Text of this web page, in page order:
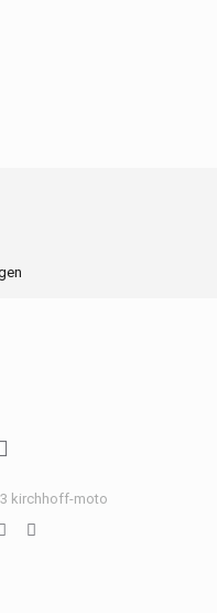
kirchhoff-moto